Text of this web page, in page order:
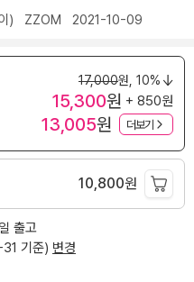
) ZZOM 2021-10-09
17,000원, 10%
15,300원 + 850원
13,005원 더보기
10,800원
출고
기준) 변경